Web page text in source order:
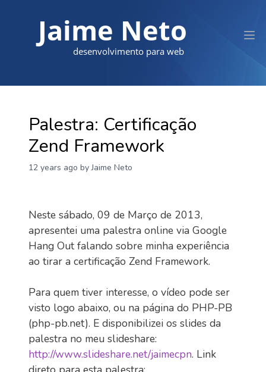
Jaime Neto
desenvolvimento para web
Palestra: Certificação
Zend Framework
12 years ago by Jaime Neto
Neste sábado, 09 de Março de 2013,
apresentei uma palestra online via Google
Hang Out falando sobre minha experiência
ao tirar a certificação Zend Framework.
Para quem tiver interesse, o vídeo pode ser
visto logo abaixo, ou na página do PHP-PB
(php-pb.net). E disponibilizei os slides da
palestra no meu slideshare:
http://www.slideshare.net/jaimecpn. Link